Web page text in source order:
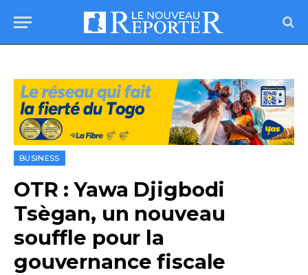
BUSINESS
OTR : Yawa Djigbodi
Tsègan, un nouveau
souffle pour la
gouvernance fiscale